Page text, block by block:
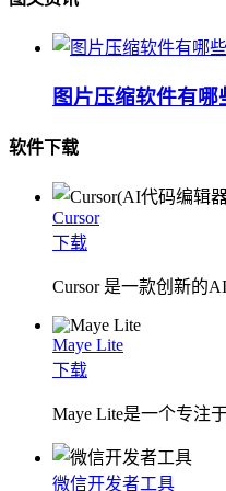
图片压缩软件有
软件下载
Cursor
下载
Cursor 是一款创新的
Maye Lite
下载
​Maye Lite是一个专注
微信开发者工具